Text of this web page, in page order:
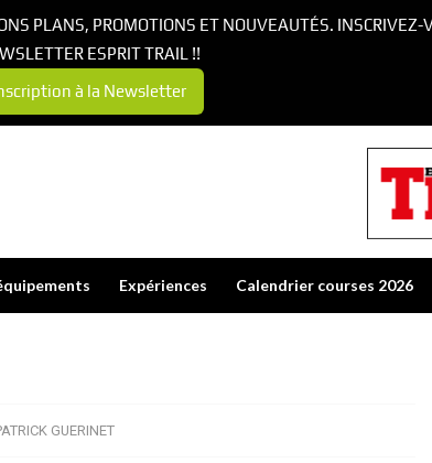
Expériences Calendrier courses 2026
GUERINET
PLANS, PROMOTIONS ET NOUVEAUTÉS. INSCRIVEZ-
ESPRIT TRAIL !!
à la Newsletter